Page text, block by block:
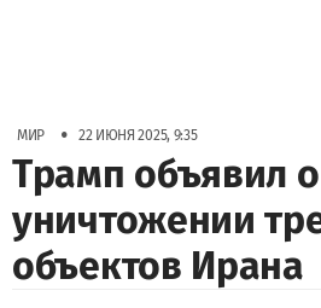
МИР • 22 ИЮНЯ 2025, 9:35
Трамп объявил
уничтожении
объектов Ирана